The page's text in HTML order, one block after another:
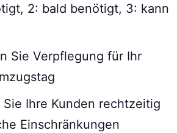
2: bald benötigt, 3: kann
Sie Verpflegung für Ihr
Ihre Kunden rechtzeitig
Einschränkungen